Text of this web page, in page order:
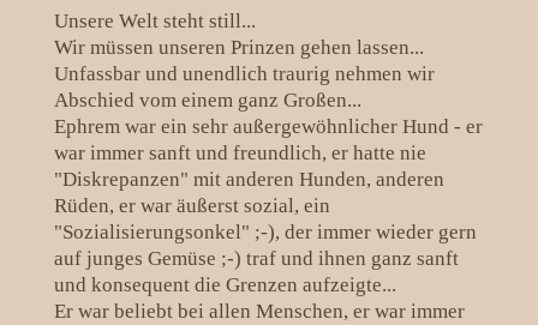
Unsere Welt steht still...
Wir müssen unseren Prinzen gehen lassen...
Unfassbar und unendlich traurig nehmen wir
Abschied vom einem ganz Großen...
Ephrem war ein sehr außergewöhnlicher Hund - er
war immer sanft und freundlich, er hatte nie
"Diskrepanzen" mit anderen Hunden, anderen
Rüden, er war äußerst sozial, ein
"Sozialisierungsonkel" ;-), der immer wieder gern
auf junges Gemüse ;-) traf und ihnen ganz sanft
und konsequent die Grenzen aufzeigte...
Er war beliebt bei allen Menschen, er war immer